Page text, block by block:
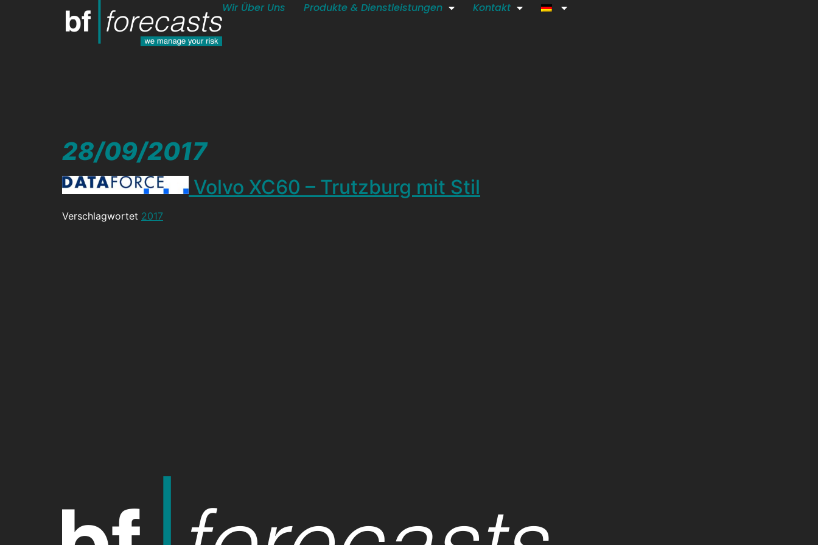
Wir Über Uns Produkte & Dienstleistungen Kontakt
28/09/2017
Volvo XC60 – Trutzburg mit Stil
Verschlagwortet 2017